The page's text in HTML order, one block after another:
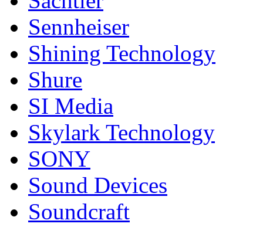
Sennheiser
Shining Technology
Shure
SI Media
Skylark Technology
SONY
Sound Devices
Soundcraft